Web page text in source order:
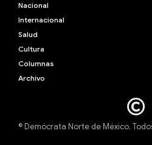
Nacional
Internacional
Salud
Cultura
Archivo
© Demócrata Norte de México.